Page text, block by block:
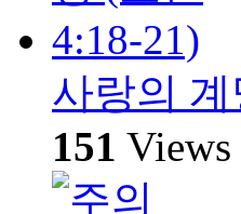
사랑의
151 Views